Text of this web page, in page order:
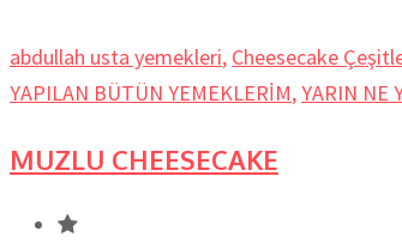
abdullah usta yemekleri, Cheesecake
YAPILAN BÜTÜN YEMEKLERİM,YARIN NE
MUZLU CHEESECAKE